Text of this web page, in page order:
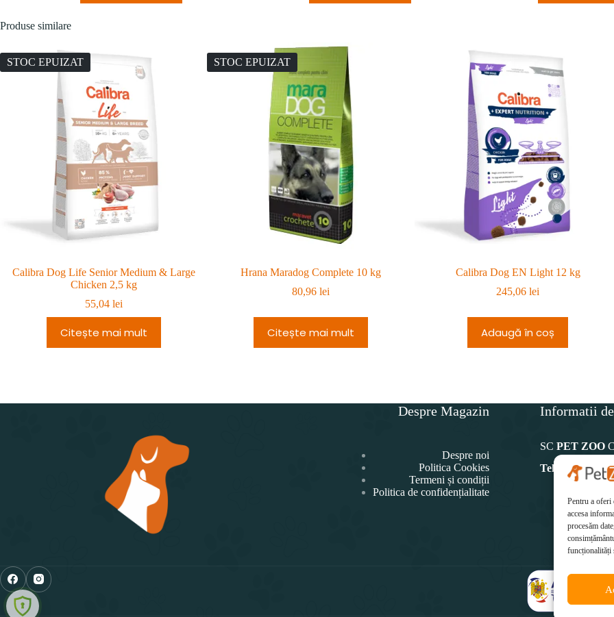
Pentru a oferi
accesa
procesăm
funcționalități
Produse similare
STOC EPUIZAT
Calibra Dog Life Senior Medium & Large
Chicken 2,5 kg
55,04 lei
Citește mai mult
STOC EPUIZAT
Hrana Maradog Complete 10 kg
80,96lei
Citește mai mult
Calibra Dog EN Light 12 kg
245,06lei
Adaugă în coș
Despre Magazin
Despre noi
Politica Cookies
Termeni și condiții
Politica de confidențialitate
Informatii
SC PET ZOO
Telefon:
0771